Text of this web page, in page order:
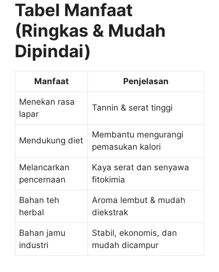
Tabel Manfaat
(Ringkas & Mudah
Dipindai)
Manfaat Penjelasan
Menekan rasa
lapar
Tannin & serat tinggi
Mendukung diet
Membantu mengurangi
pemasukan kalori
Melancarkan
pencernaan
Kaya serat dan senyawa
fitokimia
Bahan teh
herbal
Aroma lembut & mudah
diekstrak
Bahan jamu
industri
Stabil, ekonomis, dan
mudah dicampur